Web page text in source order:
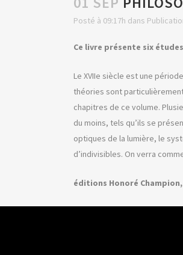
Posté à 09:17h dans
Ce livre présente six
Le XVIIe siècle est une
théories sont
chapitres de ce volume.
du moins, tels qu’ils se
optiques de la lumière, le
d’indivisibles. On verra
éditions Honoré